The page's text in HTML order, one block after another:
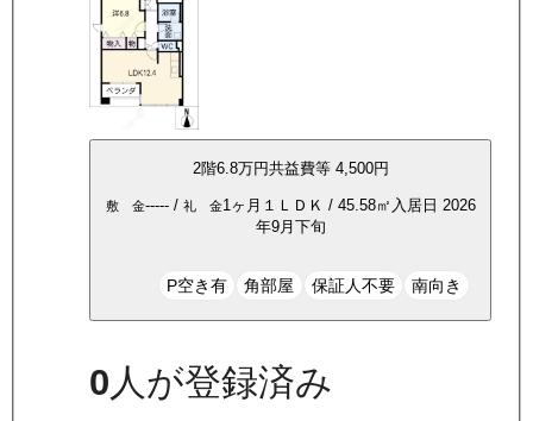
2階6.8万円共益費等 4,500円
敷 金-----/ 礼 金1ヶ月 １ＬＤＫ / 45.58㎡ 入居日 2026
年9月下旬
P空き有 角部屋 保証人不要 南向き
0 人が登録済み